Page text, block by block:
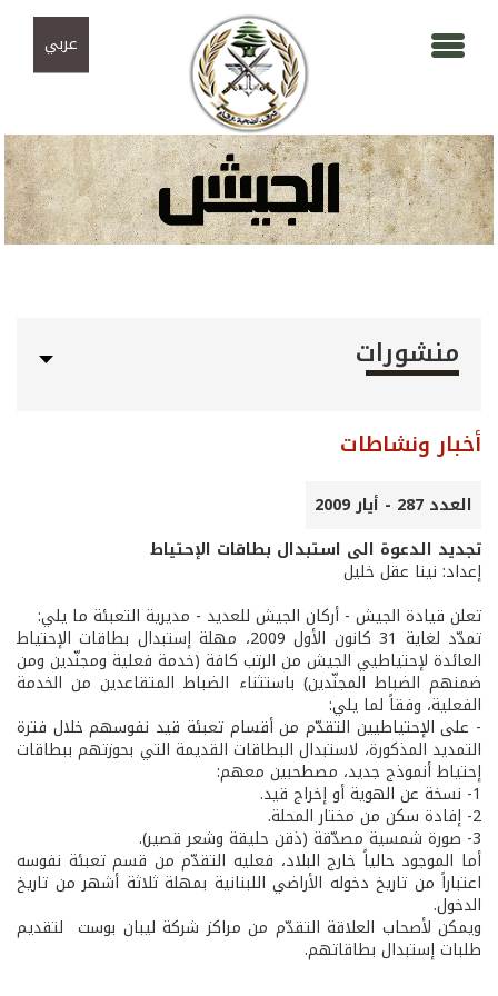
عربي
منشورات
أخبار ونشاطات
العدد 287 - أيار 2009
تجديد الدعوة الى استبدال بطاقات الإحتياط
إعداد: نينا عقل خليل
تعلن قيادة الجيش - أركان الجيش للعديد - مديرية التعبئة ما يلي:
تمدّد لغاية 31 كانون الأول 2009، مهلة إستبدال بطاقات الإحتياط
العائدة لإحتياطيي الجيش من الرتب كافة (خدمة فعلية ومجنّدين ومن
ضمنهم الضباط المجنّدين) باستثناء الضباط المتقاعدين من الخدمة
الفعلية، وفقاً لما يلي:
- على الإحتياطيين التقدّم من أقسام تعبئة قيد نفوسهم خلال فترة
التمديد المذكورة، لاستبدال البطاقات القديمة التي بحوزتهم ببطاقات
إحتياط أنموذج جديد، مصطحبين معهم:
1- نسخة عن الهوية أو إخراج قيد.
2- إفادة سكن من مختار المحلة.
3- صورة شمسية مصدّقة (ذقن حليقة وشعر قصير).
أما الموجود حالياً خارج البلاد، فعليه التقدّم من قسم تعبئة نفوسه
اعتباراً من تاريخ دخوله الأراضي اللبنانية بمهلة ثلاثة أشهر من تاريخ
الدخول.
ويمكن لأصحاب العلاقة التقدّم من مراكز شركة ليبان بوست لتقديم
طلبات إستبدال بطاقاتهم.